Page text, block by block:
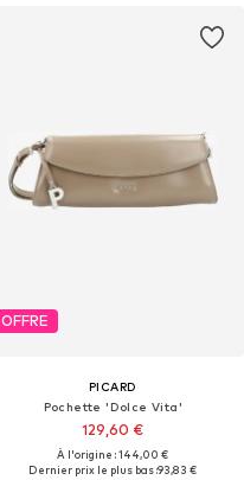
OFFRE
PICARD
Pochette 'Dolce Vita'
129,60 €
À l'origine : 144,00 €
Dernier prix le plus bas :93,83 €